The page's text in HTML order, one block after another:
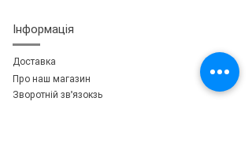
Інформація
Доставка
Про наш магазин
Зворотній зв'язокзь